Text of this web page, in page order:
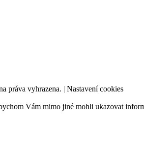
práva vyhrazena. | Nastavení cookies
Vám mimo jiné mohli ukazovat